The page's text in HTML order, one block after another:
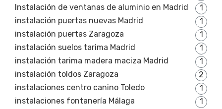
Instalación de ventanas de aluminio en Madrid
1
instalación puertas nuevas Madrid
1
instalación puertas Zaragoza
1
instalación suelos tarima Madrid
1
instalación tarima madera maciza Madrid
1
instalación toldos Zaragoza
2
instalaciones centro canino Toledo
1
instalaciones fontanería Málaga
1